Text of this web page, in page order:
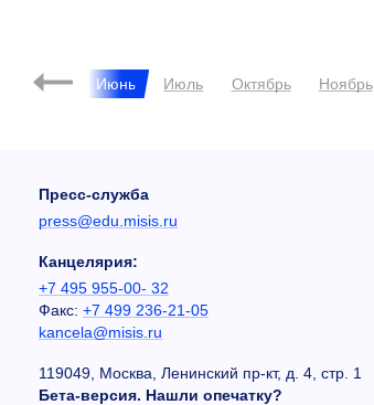
Май
Июнь Июль Октябрь Ноябрь
Пресс-служба
press@edu.misis.ru
Канцелярия:
+7 495 955-00- 32
Факс: +7 499 236-21-05
kancela@misis.ru
119049, Москва, Ленинский пр-кт, д. 4, стр. 1
Бета-версия. Нашли опечатку?